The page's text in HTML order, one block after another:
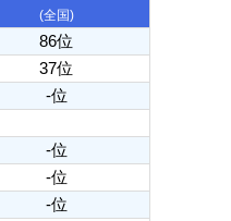
(全国)
86位
37位
-位
-位
-位
-位